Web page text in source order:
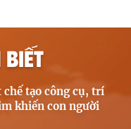
BIẾT
chế tạo công cụ, trí
khiến con người